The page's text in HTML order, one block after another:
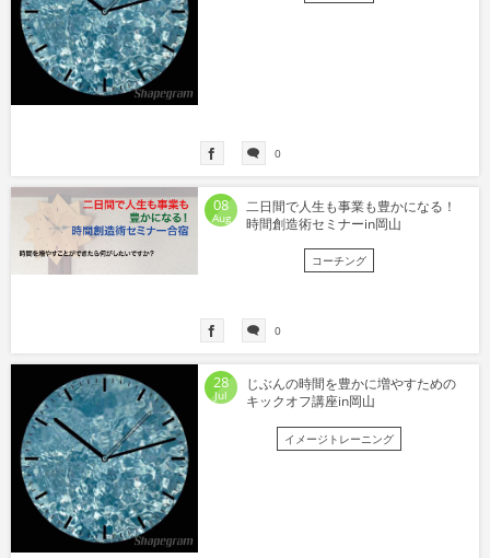
0
08
Aug
二日間で人生も事業も豊かになる！
時間創造術セミナーin岡山
コーチング
0
28
Jul
じぶんの時間を豊かに増やすための
キックオフ講座in岡山
イメージトレーニング